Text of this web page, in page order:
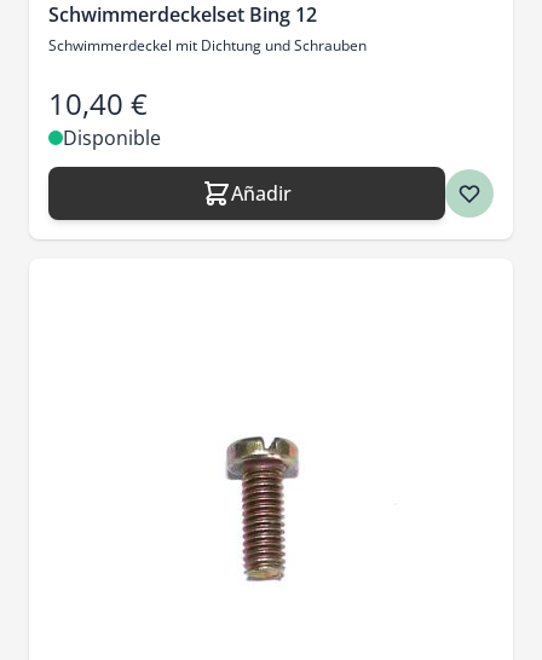
Schwimmerdeckelset Bing 12
Schwimmerdeckel mit Dichtung und Schrauben
10,40 €
Disponible
Añadir